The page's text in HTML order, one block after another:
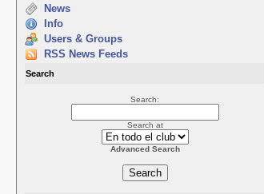
News
Info
Users & Groups
RSS News Feeds
Search
Search:
Search at
Advanced Search